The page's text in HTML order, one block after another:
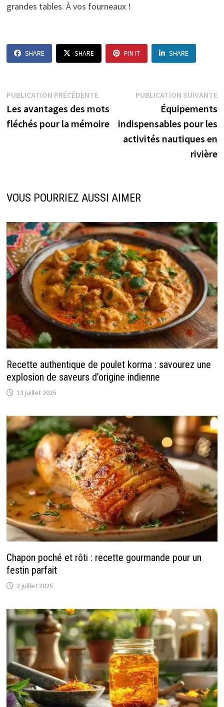
grandes tables. À vos fourneaux !
SHARE SHARE PIN IT SHARE
Navigation
de
l’article
PUBLICATION PRÉCÉDENTEPublication
précédente :
Les avantages des mots
fléchés pour la mémoire
PUBLICATION SUIVANTE
Équipements
indispensables pour les
activités nautiques en
rivière
VOUS POURRIEZ AUSSI AIMER
Recette authentique de poulet korma : savourez une
explosion de saveurs d’origine indienne
13 juillet 2025
Chapon poché et rôti : recette gourmande pour un
festin parfait
2 juillet 2025